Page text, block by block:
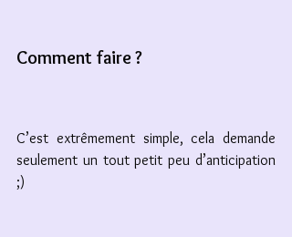
Comment faire ?
C’est extrêmement simple, cela demande
seulement un tout petit peu d’anticipation
;)